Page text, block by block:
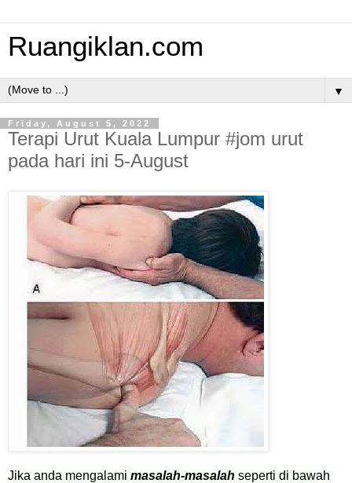
Ruangiklan.com
▼
Friday, August 5, 2022
Terapi Urut Kuala Lumpur #jom urut
pada hari ini 5-August
Jika anda mengalami masalah-masalah seperti di bawah